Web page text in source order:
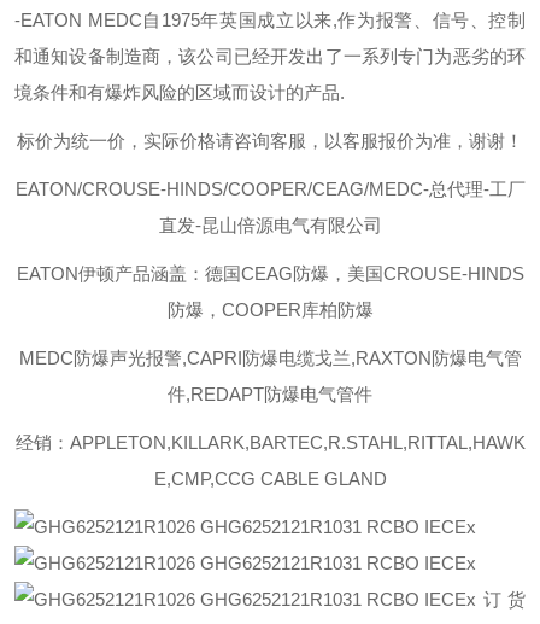
-EATON MEDC自 1975年英国成立以来,作为报警、信号、控制
和通知设备制造商，该公司已经开发出了一系列专门为恶劣的环
境条件和有爆炸风险的区域而设计的产品.
标价为统一价，实际价格请咨询客服，以客服报价为准，谢谢！
EATON/CROUSE-HINDS/COOPER/CEAG/MEDC-总代理-工厂
直发-昆山倍源电气有限公司
EATON伊顿产品涵盖：德国CEAG防爆，美国CROUSE-HINDS
防爆，COOPER库柏防爆
MEDC防爆声光报警,CAPRI防爆电缆戈兰,RAXTON防爆电气管
件,REDAPT防爆电气管件
经销： APPLETON,KILLARK,BARTEC,R.STAHL,RITTAL,HAWK
E,CMP,CCG CABLE GLAND
订货